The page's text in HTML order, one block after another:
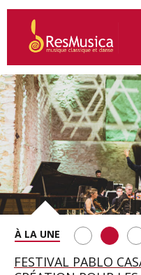
SAINT FRANÇOIS
FESTIVAL PABLO
A BAYREUTH, LE
BETSY JOLAS FÊTE
GEORGE BENJAMIN